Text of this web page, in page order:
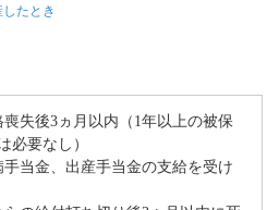
たとき
喪失後3ヵ月以内（1年以上の被保
必要なし）
手当金、出産手当金の支給を受け